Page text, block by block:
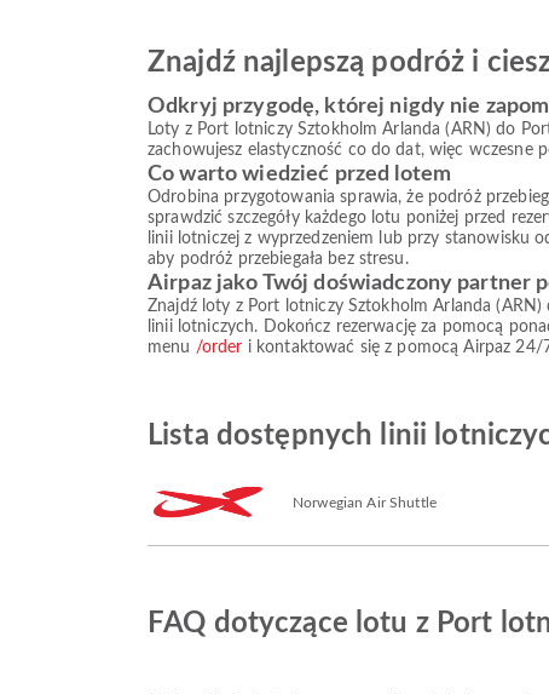
Znajdź najlepszą podróż i
Odkryj przygodę, której nigdy nie
Loty z Port lotniczy Sztokholm Arlanda (ARN) do
zachowujesz elastyczność co do dat, więc wczesne
Co warto wiedzieć przed lotem
Odrobina przygotowania sprawia, że podróż
sprawdzić szczegóły każdego lotu poniżej przed
linii lotniczej z wyprzedzeniem lub przy stanowisku
aby podróż przebiegała bez stresu.
Airpaz jako Twój doświadczony partner
Znajdź loty z Port lotniczy Sztokholm Arlanda
linii lotniczych. Dokończ rezerwację za pomocą
menu /order i kontaktować się z pomocą Airpaz
Lista dostępnych linii
Norwegian Air Shuttle
FAQ dotyczące lotu z Port